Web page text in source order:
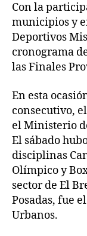
Con la
municipios y
Deportivos
cronograma
las Finales
En esta
consecutivo,
el Ministerio
El sábado
disciplinas
Olímpico y
sector de El
Posadas, fue
Urbanos.